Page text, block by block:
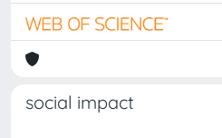
social impact